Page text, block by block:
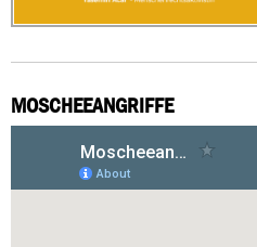
MOSCHEEANGRIFFE